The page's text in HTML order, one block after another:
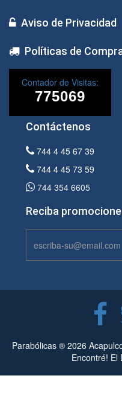
Aviso de Privacidad
Políticas de
Contador de Visitas:
Contáctenos
744 4 45 67 39
744 4 45 73 59
744 354 6605
Reciba
Parabólicas ® 2026
Encontré! El